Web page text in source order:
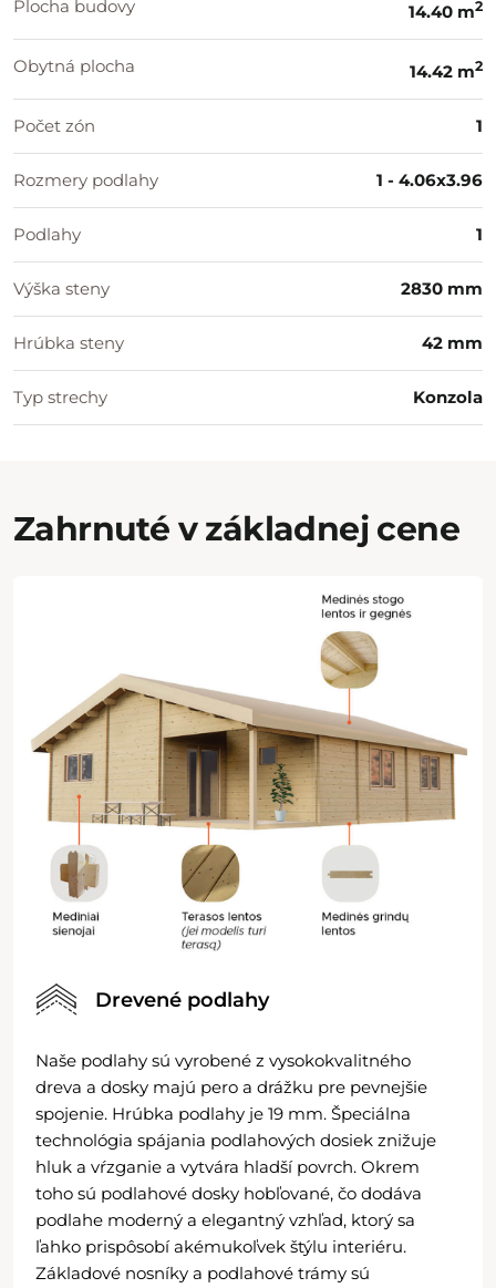
Plocha budovy 14.40 m2
Obytná plocha 14.42 m2
Počet zón 1
Rozmery podlahy 1 - 4.06x3.96
Podlahy 1
Výška steny 2830 mm
Hrúbka steny 42 mm
Typ strechy Konzola
Zahrnuté v základnej cene
Drevené podlahy
Naše podlahy sú vyrobené z vysokokvalitného
dreva a dosky majú pero a drážku pre pevnejšie
spojenie. Hrúbka podlahy je 19 mm. Špeciálna
technológia spájania podlahových dosiek znižuje
hluk a vŕzganie a vytvára hladší povrch. Okrem
toho sú podlahové dosky hobľované, čo dodáva
podlahe moderný a elegantný vzhľad, ktorý sa
ľahko prispôsobí akémukoľvek štýlu interiéru.
Základové nosníky a podlahové trámy sú